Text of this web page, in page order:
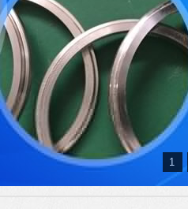
1